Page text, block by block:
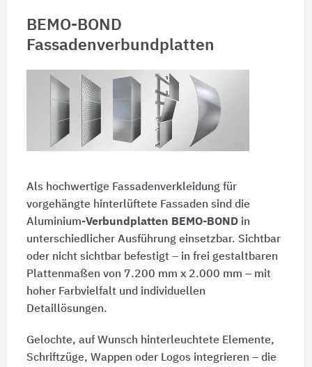
BEMO-BOND
Fassadenverbundplatten
Als hochwertige Fassadenverkleidung für
vorgehängte hinterlüftete Fassaden sind die
Aluminium-Verbundplatten BEMO-BONDin
unterschiedlicher Ausführung einsetzbar. Sichtbar
oder nicht sichtbar befestigt – in frei gestaltbaren
Plattenmaßen von 7.200 mm x 2.000 mm – mit
hoher Farbvielfalt und individuellen
Detaillösungen.
Gelochte, auf Wunsch hinterleuchtete Elemente,
Schriftzüge, Wappen oder Logos integrieren – die